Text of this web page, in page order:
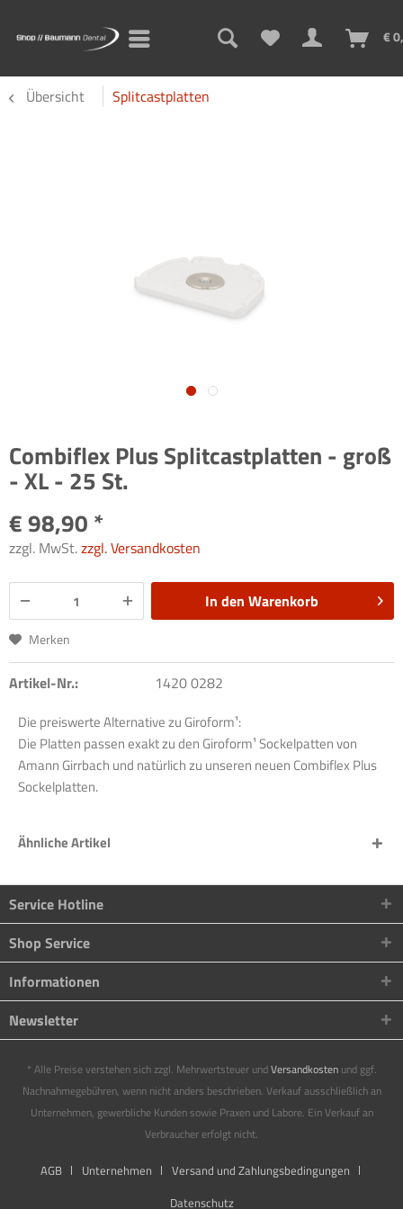
€
Übersicht Splitcastplatten
Combiflex Plus Splitcastplatten - groß
- XL - 25 St.
€ 98,90 *
zzgl. MwSt.zzgl. Versandkosten
In den Warenkorb
Merken
Artikel-Nr.: 1420 0282
Die preiswerte Alternative zu Giroform¹:
Die Platten passen exakt zu den Giroform¹ Sockelpatten von
Amann Girrbach und natürlich zu unseren neuen Combiflex Plus
Sockelplatten.
Ähnliche Artikel
Service Hotline
Shop Service
Informationen
Newsletter
* Alle Preise verstehen sich zzgl. Mehrwertsteuer undVersandkostenund ggf.
Nachnahmegebühren, wenn nicht anders beschrieben. Verkauf ausschließlich an
Unternehmen, gewerbliche Kunden sowie Praxen und Labore. Ein Verkauf an
Verbraucher erfolgt nicht.
AGB Unternehmen
Versand und Zahlungsbedingungen
Datenschutz